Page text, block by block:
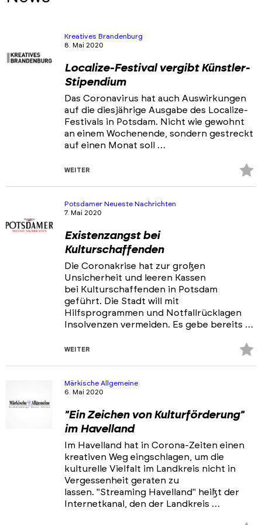
Portfolios
Veranstaltungen & Events
Kreatives Brandenburg
8. Mai 2020
Localize-Festival vergibt Künstler-
Stipendium
Das Coronavirus hat auch Auswirkungen
auf die diesjährige Ausgabe des Localize-
Festivals in Potsdam. Nicht wie gewohnt
an einem Wochenende, sondern gestreckt
auf einen Monat soll …
WEITER
Potsdamer Neueste Nachrichten
7. Mai 2020
Existenzangst bei
Kulturschaffenden
Die Coronakrise hat zur großen
Unsicherheit und leeren Kassen
bei Kulturschaffenden in Potsdam
geführt. Die Stadt will mit
Hilfsprogrammen und Notfallrücklagen
Insolvenzen vermeiden. Es gebe bereits …
WEITER
Märkische Allgemeine
6. Mai 2020
"Ein Zeichen von Kulturförderung"
im Havelland
Im Havelland hat in Corona-Zeiten einen
kreativen Weg eingschlagen, um die
kulturelle Vielfalt im Landkreis nicht in
Vergessenheit geraten zu
lassen. "Streaming Havelland" heißt der
Internetkanal, den der Landkreis …